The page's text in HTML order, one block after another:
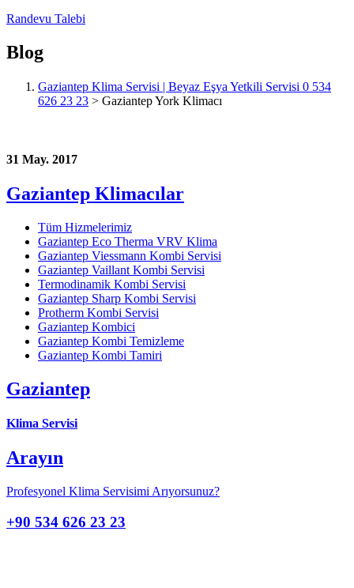
Randevu Talebi
Blog
Gaziantep Klima Servisi | Beyaz Eşya Yetkili Servisi 0 534
626 23 23 > Gaziantep York Klimacı
31 May. 2017
Gaziantep Klimacılar
Tüm Hizmelerimiz
Gaziantep Eco Therma VRV Klima
Gaziantep Viessmann Kombi Servisi
Gaziantep Vaillant Kombi Servisi
Termodinamik Kombi Servisi
Gaziantep Sharp Kombi Servisi
Protherm Kombi Servisi
Gaziantep Kombici
Gaziantep Kombi Temizleme
Gaziantep Kombi Tamiri
Gaziantep
Klima Servisi
Arayın
Profesyonel Klima Servisimi Arıyorsunuz?
+90 534 626 23 23